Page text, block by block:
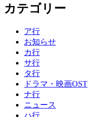
カテゴリー
ア行
お知らせ
カ行
サ行
タ行
ドラマ・映画OST
ナ行
ニュース